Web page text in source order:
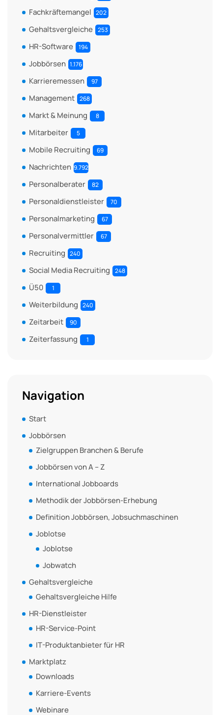
Fachkräftemangel 202
Gehaltsvergleiche 253
HR-Software 194
Jobbörsen 1.176
Karrieremessen 97
Management 268
Markt & Meinung 8
Mitarbeiter 5
Mobile Recruiting 69
Nachrichten 9.792
Personalberater 82
Personaldienstleister 70
Personalmarketing 67
Personalvermittler 67
Recruiting 240
Social Media Recruiting 248
Ü50 1
Weiterbildung 240
Zeitarbeit 90
Zeiterfassung 1
Navigation
Start
Jobbörsen
Zielgruppen Branchen & Berufe
Jobbörsen von A – Z
International Jobboards
Methodik der Jobbörsen-Erhebung
Definition Jobbörsen, Jobsuchmaschinen
Joblotse
Joblotse
Jobwatch
Gehaltsvergleiche
Gehaltsvergleiche Hilfe
HR-Dienstleister
HR-Service-Point
IT-Produktanbieter für HR
Marktplatz
Downloads
Karriere-Events
Webinare